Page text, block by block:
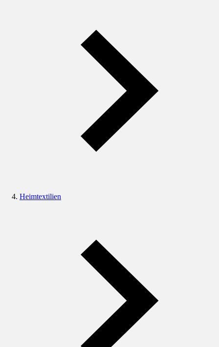
Heimtextilien